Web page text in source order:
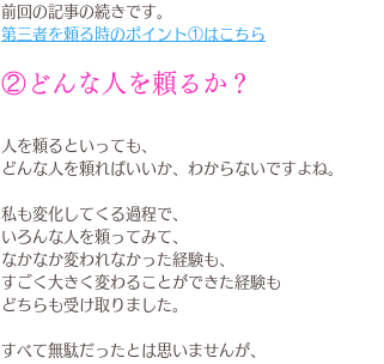
前回の記事の続きです。
第三者を頼る時のポイント①はこちら
②どんな人を頼るか？
人を頼るといっても、
どんな人を頼ればいいか、わからないですよね。
私も変化してくる過程で、
いろんな人を頼ってみて、
なかなか変われなかった経験も、
すごく大きく変わることができた経験も
どちらも受け取りました。
すべて無駄だったとは思いませんが、